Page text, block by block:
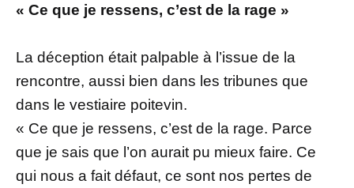
« Ce que je ressens, c’est de la rage »
La déception était palpable à l’issue de la
rencontre, aussi bien dans les tribunes que
dans le vestiaire poitevin.
« Ce que je ressens, c’est de la rage. Parce
que je sais que l’on aurait pu mieux faire. Ce
qui nous a fait défaut, ce sont nos pertes de